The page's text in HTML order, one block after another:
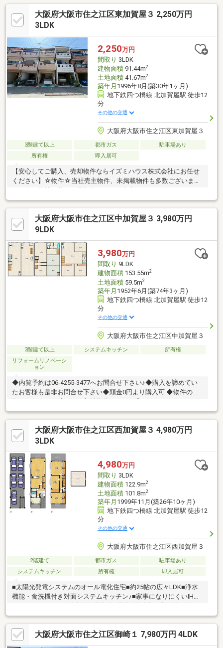
の洋室・和室に収納スペースを確保・トイレ・浴室・キッチンに
は窓があり、自然換気が可能・洋室は南向きバルコニーに面する
設計・室内丁寧にお使いです※木造二階建(連棟式) 再建築にあた
手伝いします ━━━━━・・・物件の詳細・ご相談はお気軽にお
問い合わせください。
大阪府大阪市住之江区東加賀屋３ 2,250万円
3LDK
2,250万円
間取り 3LDK
建物面積91.44m2
土地面積41.67m2
築年月 1996年8月(築30年1ヶ月)
地下鉄四つ橋線 北加賀屋駅 徒歩12
分
その他の交通
大阪府大阪市住之江区東加賀屋３
3階建て以上 都市ガス
駐車場あり
所有権
即入居可
【安心してご購入、売却物件ならイズミハウス株式会社にお任せ
ください】☆物件☆当社売主物件、未掲載物件も多数ございま
特化しております。☆無料相談☆不動産投資をご検討されるにあ
たってお客様にどんなメリットがあるか、また、疑問点、ご不安
点などに対し丁寧にご説明致します。さらに、ご購入時のご資金
計画、ローン、節税対策についてもご説明致します。☆アフター
般に関わるご相談も当社スタッフが分かりやすくご説明、ご対応
致します。◇まずはお気軽にお問い合わせ下さい◇
大阪府大阪市住之江区中加賀屋３ 3,980万円
9LDK
3,980万円
間取り 9LDK
建物面積153.55m2
土地面積59.5m2
築年月 1952年6月(築74年3ヶ月)
地下鉄四つ橋線 北加賀屋駅 徒歩12
分
その他の交通
大阪府大阪市住之江区中加賀屋３
3階建て以上 システムキッチン
所有権
リフォームリノベーシ
ョン
◆内覧予約は06-4255-3477へお問合せ下さい♪◆購入を諦めてい
たお客様も是非お問合せ下さい◆頭金0円より購入可 ◆物件の特
ニ徒歩圏内！・北加賀谷駅徒歩12分◎◆見るだけ大歓迎◆接客対
応品質に自信があり◆夜間早朝もお気軽にご連絡ください！◆無
料送迎可「購入するか分からないけど見るだけ見たい」「他社の
物件もまとめて見てみたい」等 ご購入をご検討中のお客様にとっ
産の事なら何でもお気軽にご相談下さい！
大阪府大阪市住之江区西加賀屋３ 4,980万円
3LDK
4,980万円
間取り 3LDK
建物面積122.9m2
土地面積101.8m2
築年月 1999年11月(築26年10ヶ月)
地下鉄四つ橋線 北加賀屋駅 徒歩12
分
その他の交通
大阪府大阪市住之江区西加賀屋３
2階建て 都市ガス
駐車場あり
システムキッチン
所有権 即入居可
■太陽光発電システムのオール電化住宅■約25帖の広々LDK■浄水
機能・食洗機付き対面システムキッチン♪■家事になりにくいIHク
ロフトもあり■2面バルコニーで通風も良好です！～リフォーム履
歴～・2022年3月 ソーラーパネル入替一部外壁塗装・2019年1
月 システムキッチン新調～周辺環境～・スーパーまで徒歩約5
分・コンビニまで徒歩約5分・ドラッグストアまで徒歩約6分・郵
大阪府大阪市住之江区御崎１ 7,980万円 4LDK